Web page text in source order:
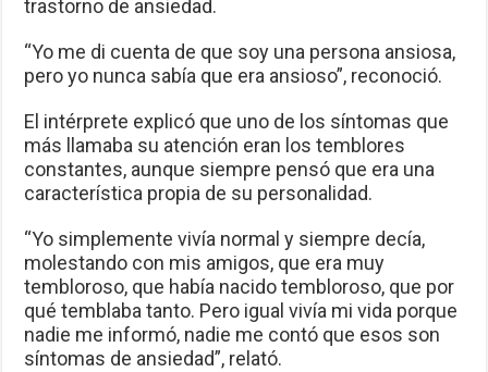
trastorno de ansiedad.
“Yo me di cuenta de que soy una persona ansiosa,
pero yo nunca sabía que era ansioso”, reconoció.
El intérprete explicó que uno de los síntomas que
más llamaba su atención eran los temblores
constantes, aunque siempre pensó que era una
característica propia de su personalidad.
“Yo simplemente vivía normal y siempre decía,
molestando con mis amigos, que era muy
tembloroso, que había nacido tembloroso, que por
qué temblaba tanto. Pero igual vivía mi vida porque
nadie me informó, nadie me contó que esos son
síntomas de ansiedad”, relató.